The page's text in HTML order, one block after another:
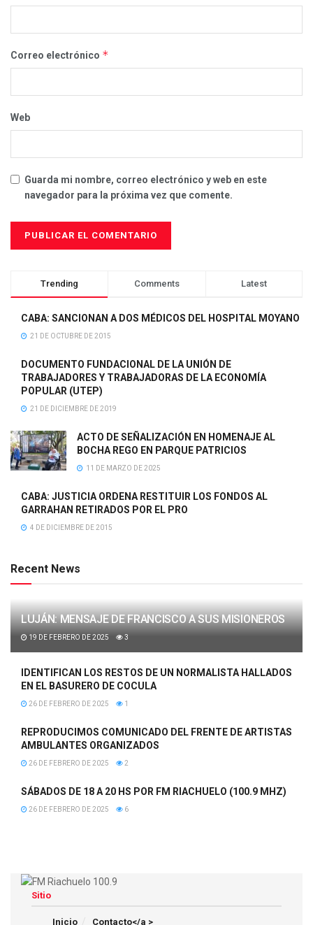
Correo electrónico *
Web
Guarda mi nombre, correo electrónico y web en este
navegador para la próxima vez que comente.
Trending Comments Latest
CABA: SANCIONAN A DOS MÉDICOS DEL HOSPITAL MOYANO
21 DE OCTUBRE DE 2015
DOCUMENTO FUNDACIONAL DE LA UNIÓN DE
TRABAJADORES Y TRABAJADORAS DE LA ECONOMÍA
POPULAR (UTEP)
21 DE DICIEMBRE DE 2019
ACTO DE SEÑALIZACIÓN EN HOMENAJE AL
BOCHA REGO EN PARQUE PATRICIOS
11 DE MARZO DE 2025
CABA: JUSTICIA ORDENA RESTITUIR LOS FONDOS AL
GARRAHAN RETIRADOS POR EL PRO
4 DE DICIEMBRE DE 2015
Recent News
LUJÁN: MENSAJE DE FRANCISCO A SUS MISIONEROS
19 DE FEBRERO DE 2025 3
IDENTIFICAN LOS RESTOS DE UN NORMALISTA HALLADOS
EN EL BASURERO DE COCULA
26 DE FEBRERO DE 2025 1
REPRODUCIMOS COMUNICADO DEL FRENTE DE ARTISTAS
AMBULANTES ORGANIZADOS
26 DE FEBRERO DE 2025 2
SÁBADOS DE 18 A 20 HS POR FM RIACHUELO (100.9 MHZ)
26 DE FEBRERO DE 2025 6
Sitio
Inicio Contacto</a >